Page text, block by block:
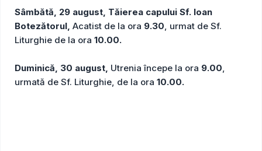
Sâmbătă, 29 august, Tăierea capului Sf. Ioan
Botezătorul, Acatist de la ora 9.30, urmat de Sf.
Liturghie de la ora 10.00.
Duminică, 30 august, Utrenia începe la ora 9.00,
urmată de Sf. Liturghie, de la ora 10.00.